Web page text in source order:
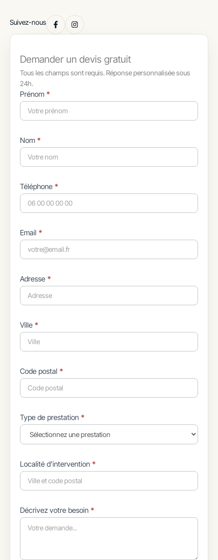
Suivez-nous
Demander un devis gratuit
Tous les champs sont requis. Réponse personnalisée sous
24h.
Formulaire
simple
avec
Prénom *
Nom *
Téléphone *
Email *
Adresse *
Ville *
Code postal *
Type de prestation *
Localité d’intervention *
Décrivez votre besoin *